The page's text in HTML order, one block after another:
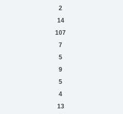
2
14
107
7
5
9
5
4
13